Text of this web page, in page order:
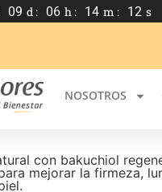
09 d : 06 h : 14 m : 11 s
NOSOTROS